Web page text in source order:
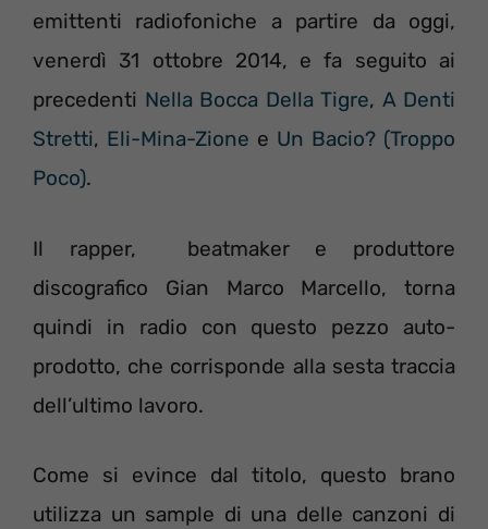
emittenti radiofoniche a partire da oggi,
venerdì 31 ottobre 2014, e fa seguito ai
precedenti Nella Bocca Della Tigre, A Denti
Stretti, Eli-Mina-Zione e Un Bacio? (Troppo
Poco).
Il rapper, beatmaker e produttore
discografico Gian Marco Marcello, torna
quindi in radio con questo pezzo auto-
prodotto, che corrisponde alla sesta traccia
dell’ultimo lavoro.
Come si evince dal titolo, questo brano
utilizza un sample di una delle canzoni di